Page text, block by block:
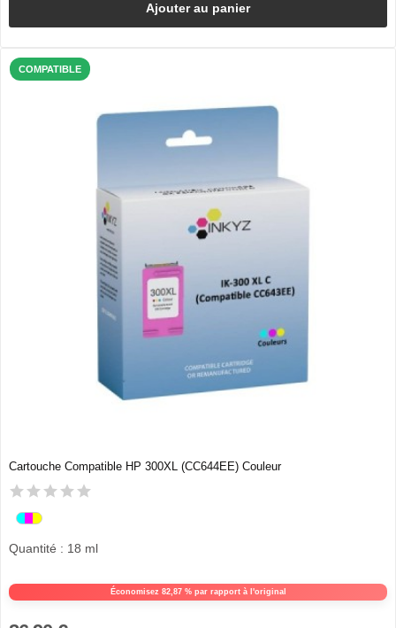
Ajouter au panier
COMPATIBLE
Cartouche Compatible HP 300XL (CC644EE) Couleur
Économisez 82,87 % par rapport à l'original
Quantité : 18 ml